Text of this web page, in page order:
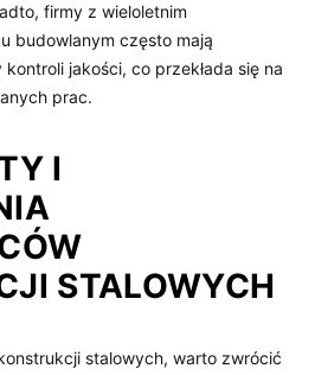
firmy z wieloletnim
budowlanym często mają
jakości, co przekłada się na
prac.
I
STALOWYCH
stalowych, warto zwrócić